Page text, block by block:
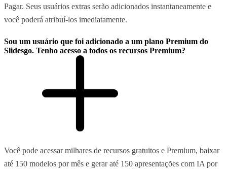
Pagar. Seus usuários extras serão adicionados instantaneamente e
você poderá atribuí-los imediatamente.
Sou um usuário que foi adicionado a um plano Premium do
Slidesgo. Tenho acesso a todos os recursos Premium?
Você pode acessar milhares de recursos gratuitos e Premium, baixar
até 150 modelos por mês e gerar até 150 apresentações com IA por